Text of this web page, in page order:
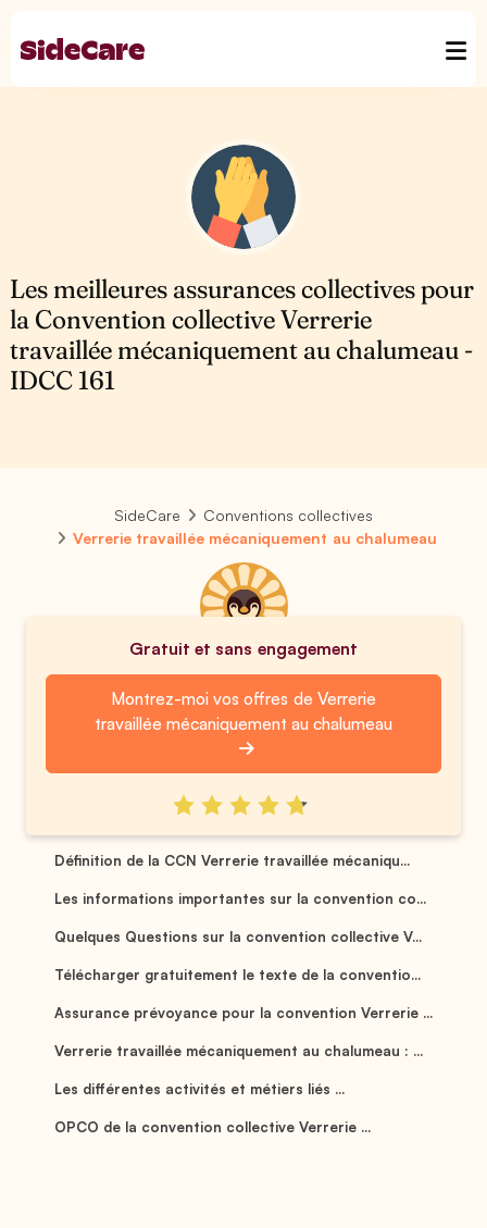
Les meilleures assurances collectives pour
la Convention collective Verrerie
travaillée mécaniquement au chalumeau -
IDCC 161
SideCare
Conventions collectives
Verrerie travaillée mécaniquement au chalumeau
Gratuit et sans engagement
Montrez-moi vos offres de Verrerie
travaillée mécaniquement au chalumeau
Définition de la CCN Verrerie travaillée mécaniqu...
Les informations importantes sur la convention co...
Quelques Questions sur la convention collective V...
Télécharger gratuitement le texte de la conventio...
Assurance prévoyance pour la convention Verrerie ...
Verrerie travaillée mécaniquement au chalumeau : ...
Les différentes activités et métiers liés ...
OPCO de la convention collective Verrerie ...